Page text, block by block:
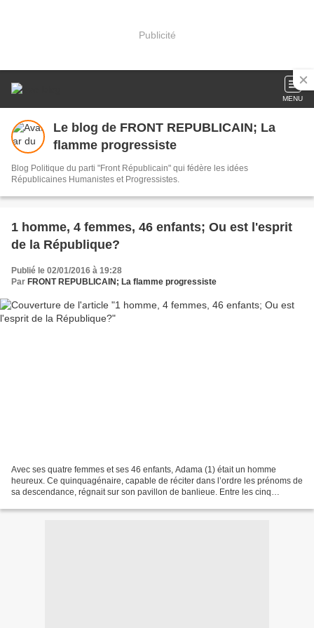
Publicité
MENU
Le blog de FRONT REPUBLICAIN; La
flamme progressiste
Blog Politique du parti "Front Républicain" qui fédère les idées
Républicaines Humanistes et Progressistes.
1 homme, 4 femmes, 46 enfants; Ou est l'esprit
de la République?
Publié le 02/01/2016 à 19:28
Par FRONT REPUBLICAIN; La flamme progressiste
Avec ses quatre femmes et ses 46 enfants, Adama (1) était un homme
heureux. Ce quinquagénaire, capable de réciter dans l’ordre les prénoms de
sa descendance, régnait sur son pavillon de banlieue. Entre les cinq